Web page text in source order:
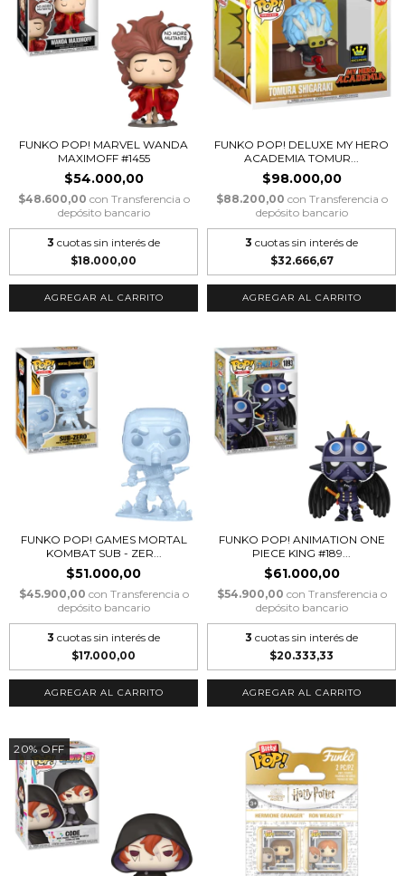
FUNKO POP! MARVEL WANDA
MAXIMOFF #1455
$54.000,00
$48.600,00 con Transferencia o
depósito bancario
3 cuotas sin interés de
$18.000,00
FUNKO POP! DELUXE MY HERO
ACADEMIA TOMUR...
$98.000,00
$88.200,00 con Transferencia o
depósito bancario
3 cuotas sin interés de
$32.666,67
FUNKO POP! GAMES MORTAL
KOMBAT SUB - ZER...
$51.000,00
$45.900,00 con Transferencia o
depósito bancario
3 cuotas sin interés de
$17.000,00
FUNKO POP! ANIMATION ONE
PIECE KING #189...
$61.000,00
$54.900,00 con Transferencia o
depósito bancario
3 cuotas sin interés de
$20.333,33
20% OFF